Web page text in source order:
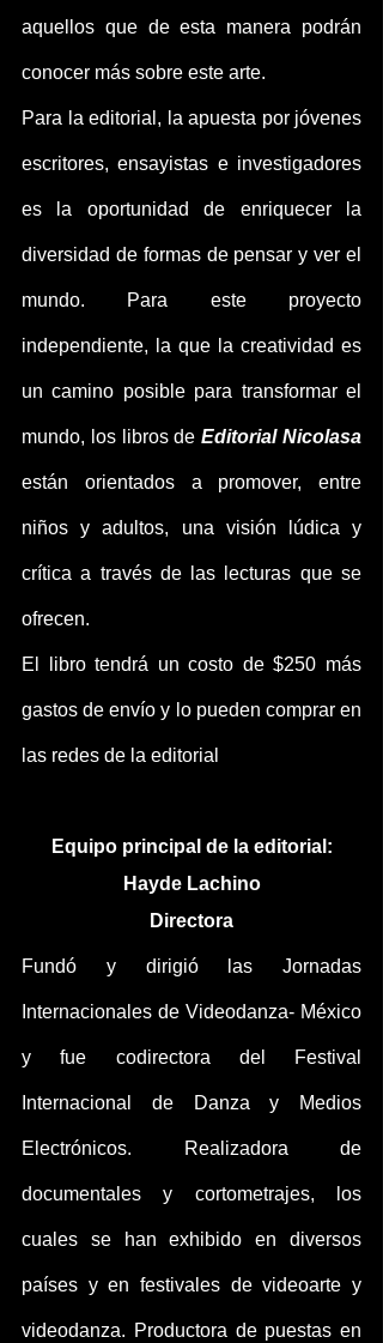
aquellos que de esta manera podrán
conocer más sobre este arte.
Para la editorial, la apuesta por jóvenes
escritores, ensayistas e investigadores
es la oportunidad de enriquecer la
diversidad de formas de pensar y ver el
mundo. Para este proyecto
independiente, la que la creatividad es
un camino posible para transformar el
mundo, los libros de Editorial Nicolasa
están orientados a promover, entre
niños y adultos, una visión lúdica y
crítica a través de las lecturas que se
ofrecen.
El libro tendrá un costo de $250 más
gastos de envío y lo pueden comprar en
las redes de la editorial
Equipo principal de la editorial:
Hayde Lachino
Directora
Fundó y dirigió las Jornadas
Internacionales de Videodanza- México
y fue codirectora del Festival
Internacional de Danza y Medios
Electrónicos. Realizadora de
documentales y cortometrajes, los
cuales se han exhibido en diversos
países y en festivales de videoarte y
videodanza. Productora de puestas en